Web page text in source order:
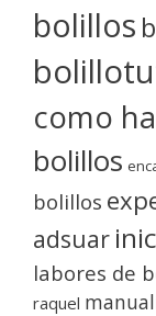
bolillos
como
bolillos
bolillos
adsuar
labores de
raquel